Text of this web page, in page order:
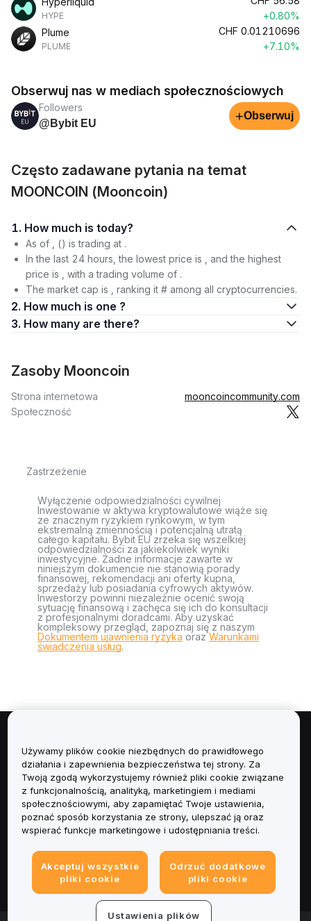
HYPE
+0.80%
Plume
PLUME
CHF 0.01210696
+7.10%
Obserwuj nas w mediach społecznościowych
Followers
@Bybit EU
+Obserwuj
Często zadawane pytania na temat
MOONCOIN (Mooncoin)
1. How much is today?
As of , () is trading at .
In the last 24 hours, the lowest price is , and the highest
price is , with a trading volume of .
The market cap is , ranking it # among all cryptocurrencies.
2. How much is one ?
3. How many are there?
Zasoby Mooncoin
Strona internetowa
mooncoincommunity.com
Społeczność
Zastrzeżenie
Wyłączenie odpowiedzialności cywilnej
Inwestowanie w aktywa kryptowalutowe wiąże się
ze znacznym ryzykiem rynkowym, w tym
ekstremalną zmiennością i potencjalną utratą
całego kapitału. Bybit EU zrzeka się wszelkiej
odpowiedzialności za jakiekolwiek wyniki
inwestycyjne. Żadne informacje zawarte w
niniejszym dokumencie nie stanowią porady
finansowej, rekomendacji ani oferty kupna,
sprzedaży lub posiadania cyfrowych aktywów.
Inwestorzy powinni niezależnie ocenić swoją
sytuację finansową i zachęca się ich do konsultacji
z profesjonalnymi doradcami. Aby uzyskać
kompleksowy przegląd, zapoznaj się z naszym
Dokumentem ujawnienia ryzyka orazWarunkami
świadczenia usług.
Informacje
Usługi
Obsługa Klienta
Informacje prawne
Używamy plików cookie niezbędnych do prawidłowego
działania i zapewnienia bezpieczeństwa tej strony. Za
Twoją zgodą wykorzystujemy również pliki cookie związane
z funkcjonalnością, analityką, marketingiem i mediami
społecznościowymi, aby zapamiętać Twoje ustawienia,
poznać sposób korzystania ze strony, ulepszać ją oraz
wspierać funkcje marketingowe i udostępniania treści.
Akceptuj wszystkie
pliki cookie
Odrzuć dodatkowe
pliki cookie
Ustawienia plików